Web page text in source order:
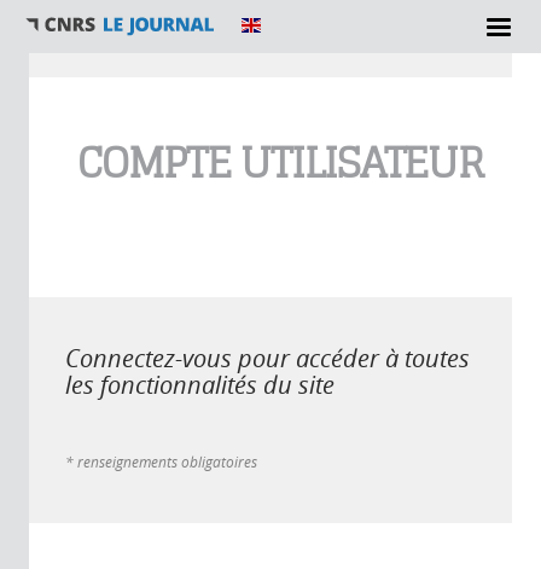
COMPTE UTILISATEUR
Connectez-vous pour accéder à toutes
les fonctionnalités du site
* renseignements obligatoires